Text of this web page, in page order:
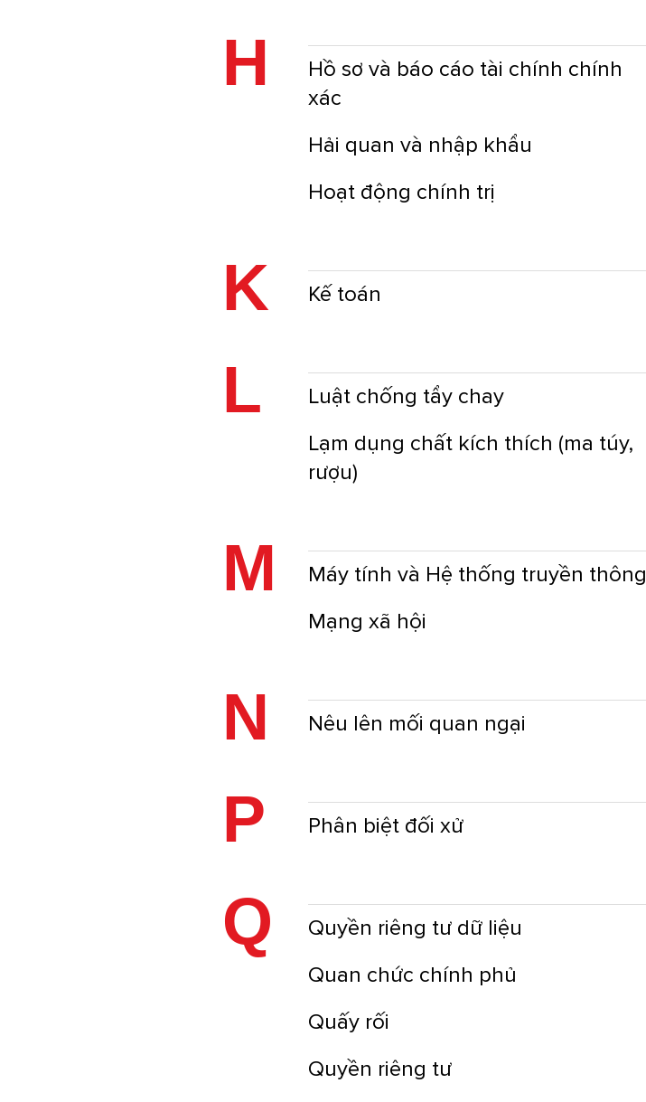
H
Hồ sơ và báo cáo tài chính chính
xác
Hải quan và nhập khẩu
Hoạt động chính trị
K Kế toán
L Luật chống tẩy chay
Lạm dụng chất kích thích (ma túy,
rượu)
M Máy tính và Hệ thống truyền thông
Mạng xã hội
N Nêu lên mối quan ngại
P Phân biệt đối xử
Q Quyền riêng tư dữ liệu
Quan chức chính phủ
Quấy rối
Quyền riêng tư